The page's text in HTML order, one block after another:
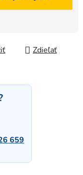
Zdieľať
659